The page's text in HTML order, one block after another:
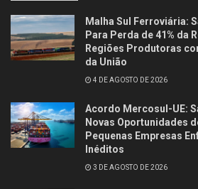
Malha Sul Ferroviária:
Para Perda de 41% da
Regiões Produtoras
da União
4 DE AGOSTO DE 2026
Acordo Mercosul-UE:
Novas Oportunidades
Pequenas Empresas
Inéditos
3 DE AGOSTO DE 2026